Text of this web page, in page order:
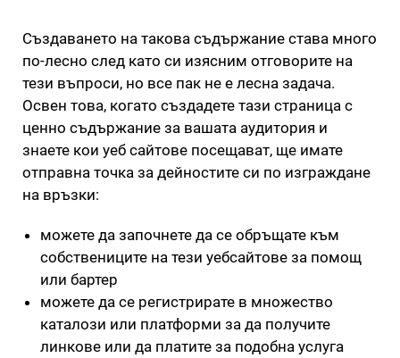
Създаването на такова съдържание става много
по-лесно след като си изясним отговорите на
тези въпроси, но все пак не е лесна задача.
Освен това, когато създадете тази страница с
ценно съдържание за вашата аудитория и
знаете кои уеб сайтове посещават, ще имате
отправна точка за дейностите си по изграждане
на връзки:
можете да започнете да се обръщате към
собствениците на тези уебсайтове за помощ
или бартер
можете да се регистрирате в множество
каталози или платформи за да получите
линкове или да платите за подобна услуга